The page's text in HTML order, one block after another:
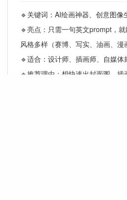
🔹关键词：AI绘画神器、创意图像
🔹亮点：只需一句英文prompt，
风格多样（赛博、写实、油画、漫
🔹适合：设计师、插画师、自媒体
🔹推荐理由：想快速出封面图、插